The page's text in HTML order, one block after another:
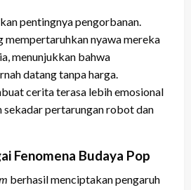
pentingnya pengorbanan.
mempertaruhkan nyawa mereka
menunjukkan bahwa
datang tanpa harga.
cerita terasa lebih emosional
sekadar pertarungan robot dan
Fenomena Budaya Pop
berhasil menciptakan pengaruh